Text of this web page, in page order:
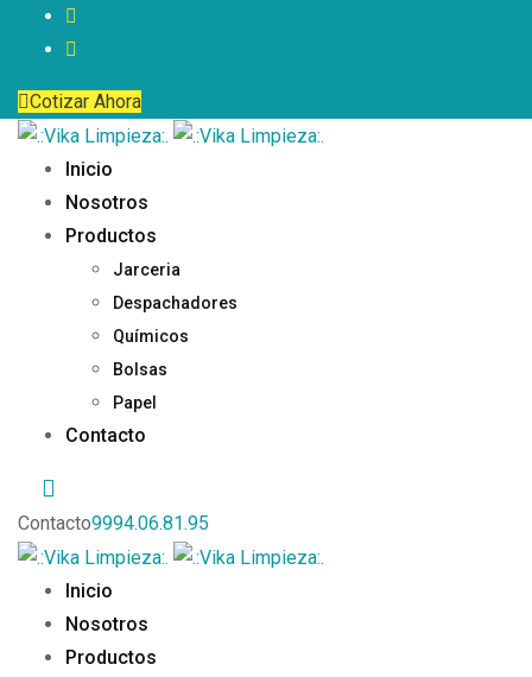
Cotizar Ahora
Inicio
Nosotros
Productos
Jarceria
Despachadores
Químicos
Bolsas
Papel
Contacto
Contacto9994.06.81.95
Inicio
Nosotros
Productos